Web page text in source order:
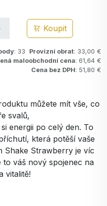
Koupit
: 33 Provizní obrat: 33,00 €
maloobchodní cena: 61,64 €
Cena bez DPH: 51,80 €
můžete mít vše, co
svalů,
energii po celý den. To
která potěší vaše
Shake Strawberry je víc
váš nový spojenec na
vitalitě!